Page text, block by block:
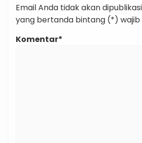
Email Anda tidak akan
yang bertanda bintang (*) wajib
Komentar*